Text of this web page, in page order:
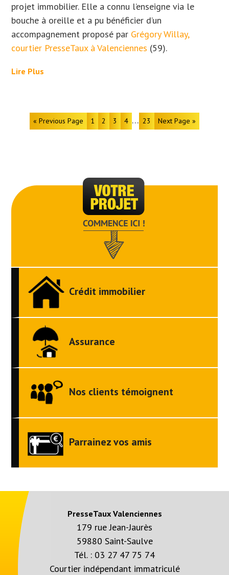
projet immobilier. Elle a connu l’enseigne via le
bouche à oreille et a pu bénéficier d’un
accompagnement proposé par Grégory Willay,
courtier PresseTaux à Valenciennes (59).
Lire Plus
« Previous Page 1 2 3 4 … 23 Next Page »
Crédit immobilier
Assurance
Nos clients témoignent
Parrainez vos amis
PresseTaux Valenciennes
179 rue Jean-Jaurès
59880 Saint-Saulve
Tél. : 03 27 47 75 74
Courtier indépendant immatriculé